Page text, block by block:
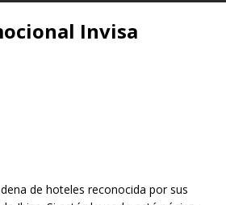
Invisa
de hoteles reconocida por sus